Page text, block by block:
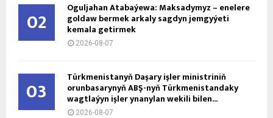
02 Oguljahan Atabaýewa: Maksadymyz – enelere
goldaw bermek arkaly sagdyn jemgyýeti
kemala getirmek
2026-08-07
03 Türkmenistanyň Daşary işler ministriniň
orunbasarynyň ABŞ-nyň Türkmenistandaky
wagtlaýyn işler ynanylan wekili bilen...
2026-08-07